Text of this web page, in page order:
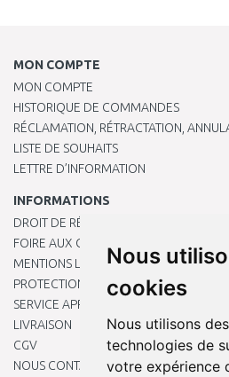
Nous
cookies
Nous utilisons
technologies de
votre expérience
MON COMPTE
MON COMPTE
HISTORIQUE DE COMMANDES
RÉCLAMATION, RÉTRACTATION,
LISTE DE SOUHAITS
LETTRE D’INFORMATION
INFORMATIONS
DROIT DE RÉTRACTATION
FOIRE AUX QUESTIONS
MENTIONS LÉGALES
PROTECTION DES DONNÉES
SERVICE APRÈS-VENTE
LIVRAISON
CGV
NOUS CONTACTER